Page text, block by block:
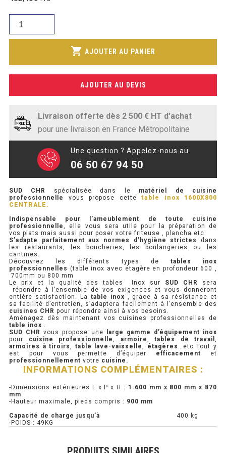
SOUBASSEMENT RÉFRIGÉRÉ
TABLE DE PRÉPARATION
TABLE DE PRÉPARATION COMPACTE
TABLE DE PRÉPARATION 700 / 800
SALADETTE COMPACTE
SALADETTE COMPACTE VITRÉE
SALADETTE 800 VITRÉE
MEUBLE À PIZZA
MEUBLE À PIZZA COMPACT
MEUBLE À PIZZA
PRÉSENTOIR À INGRÉDIENTS
PROFONDEUR 300 VITRÉE
PROFONDEUR 400 VITRÉE
PROFONDEUR 300 INOX
PROFONDEUR 400 INOX
ARMOIRE RÉFRIGÉRÉE
RÉFRIGÉRATEUR
initial
était :
580,00€.
actuel
est :
1600X800
shopping_cart AJOUTER AU PANIER
AJOUTER AU DEVIS
Livraison offerte dès 2 500 € HT d'achat
pour une livraison en France Métropolitaine
Une question ? Appelez-nous au
06 50 67 94 50
SUD CHR spécialisée dans le matériel de cuisine
professionnelle
vous propose cette table inox 1600X800
CENTRALE.
Indispensable pour l’ameublement de toute cuisine
professionnelle, elle vous sera utile pour la préparation de
vos plats mais aussi pour poser votre friteuse , plancha etc.
S’adapte parfaitement aux normes d’hygiène strictes
dans
les restaurants, les boucheries, les boulangeries ou les
cantines.
Découvrez les différents types de tables inox
professionnelles (table inox avec étagère en profondeur 600 ,
700mm ou 800 mm
Le prix et la qualité des tables Inox sur SUD CHR
sera
répondre à l’ensemble de vos exigences et vous donneront
entière satisfaction. La table inox , grâce à sa résistance et
sa facilité d’entretien, s’adaptera facilement à l’ensemble des
cuisines CHR pour répondre ainsi à vos besoins.
Aménagez dès maintenant vos cuisines professionnelles de
table inox .
SUD CHR vous propose une large gamme d’équipement inox
pour
cuisine professionnelle, armoire, tables de travail ,
armoires à tiroirs, table lave-vaisselle, étagères …etc Tout y
est pour vous permette d’équiper efficacement et
professionnellement votre cuisine.
INFORMATIONS COMPLÉMENTAIRES :
-Dimensions extérieures L x P x H : 1.600 mm x 800 mm x 870
mm
-Hauteur maximale, pieds compris : 900 mm
Capacité de charge jusqu’à
400 kg
-POIDS : 49KG